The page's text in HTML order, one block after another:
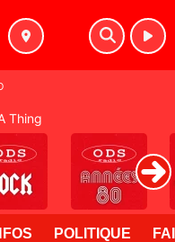
POLITIQUE
Thing